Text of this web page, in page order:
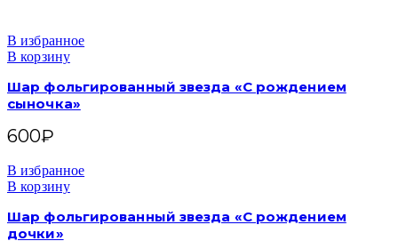
В избранное
В корзину
Шар фольгированный звезда «С рождением
сыночка»
600₽
В избранное
В корзину
Шар фольгированный звезда «С рождением
дочки»